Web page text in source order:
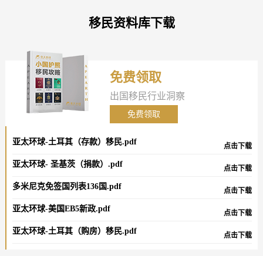
移民资料库下载
免费领取
出国移民行业洞察
免费领取
亚太环球-土耳其（存款）移民.pdf 点击下载
亚太环球- 圣基茨（捐款）.pdf 点击下载
多米尼克免签国列表136国.pdf 点击下载
亚太环球-美国EB5新政.pdf 点击下载
亚太环球-土耳其（购房）移民.pdf 点击下载